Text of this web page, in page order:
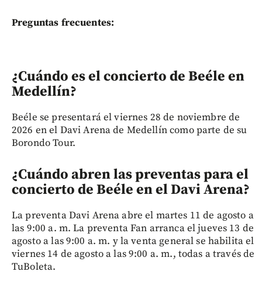
Preguntas frecuentes:
¿Cuándo es el concierto de Beéle en
Medellín?
Beéle se presentará el viernes 28 de noviembre de
2026 en el Davi Arena de Medellín como parte de su
Borondo Tour.
¿Cuándo abren las preventas para el
concierto de Beéle en el Davi Arena?
La preventa Davi Arena abre el martes 11 de agosto a
las 9:00 a. m. La preventa Fan arranca el jueves 13 de
agosto a las 9:00 a. m. y la venta general se habilita el
viernes 14 de agosto a las 9:00 a. m., todas a través de
TuBoleta.